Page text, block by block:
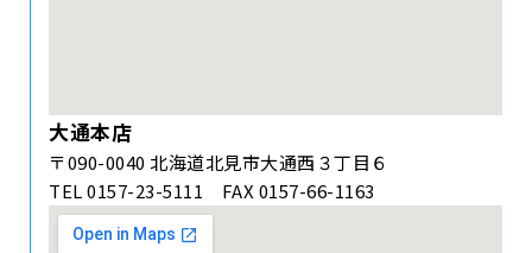
大通本店
〒090-0040 北海道北見市大通西３丁目６
TEL 0157-23-5111 FAX 0157-66-1163